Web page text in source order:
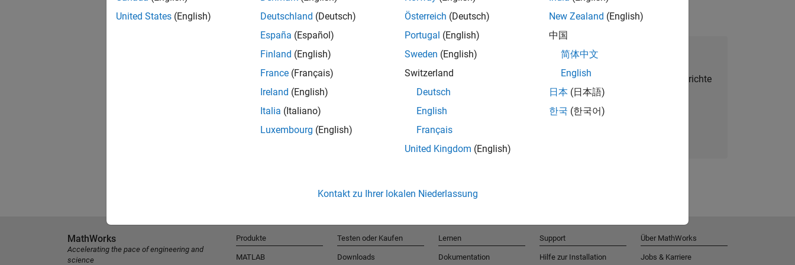
Talent Network beitreten
Erhalten Sie personalisierte Stellenangebote, Berichte
und Unternehmensneuigkeiten.
United States (English)
Deutschland (Deutsch)
España (Español)
Finland (English)
France (Français)
Ireland (English)
Italia (Italiano)
Luxembourg (English)
Österreich (Deutsch)
Portugal (English)
Sweden (English)
Switzerland
Deutsch
English
Français
United Kingdom (English)
New Zealand (English)
中国
简体中文
English
日本 (日本語)
한국 (한국어)
Kontakt zu Ihrer lokalen Niederlassung
MathWorks
Accelerating the pace of engineering and
science
Produkte
MATLAB
Testen oder Kaufen
Downloads
Lernen
Dokumentation
Support
Hilfe zur Installation
Über MathWorks
Jobs & Karriere